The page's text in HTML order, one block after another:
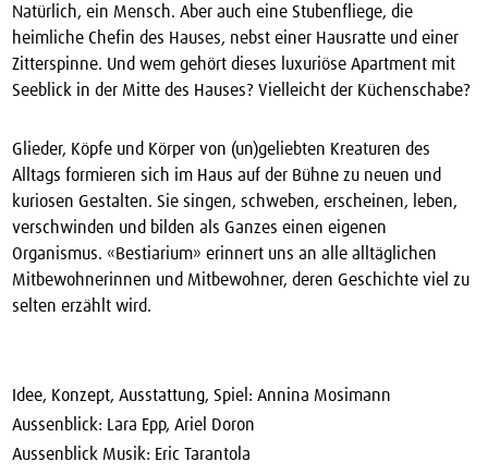
Über uns
Kontakt
Natürlich, ein Mensch. Aber auch eine Stubenfliege, die
heimliche Chefin des Hauses, nebst einer Hausratte und einer
Zitterspinne. Und wem gehört dieses luxuriöse Apartment mit
Seeblick in der Mitte des Hauses? Vielleicht der Küchenschabe?
Glieder, Köpfe und Körper von (un)geliebten Kreaturen des
Alltags formieren sich im Haus auf der Bühne zu neuen und
kuriosen Gestalten. Sie singen, schweben, erscheinen, leben,
verschwinden und bilden als Ganzes einen eigenen
Organismus. «Bestiarium» erinnert uns an alle alltäglichen
Mitbewohnerinnen und Mitbewohner, deren Geschichte viel zu
selten erzählt wird.
Idee, Konzept, Ausstattung, Spiel: Annina Mosimann
Aussenblick: Lara Epp, Ariel Doron
Aussenblick Musik: Eric Tarantola